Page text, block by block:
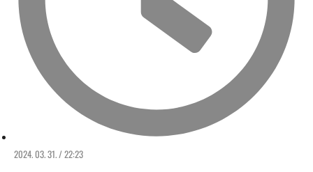
2024. 03. 31. / 22:23